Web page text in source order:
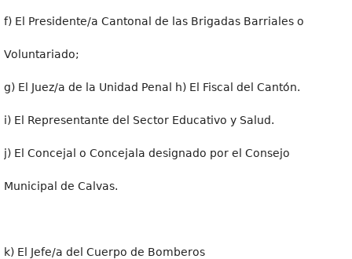
f) El Presidente/a Cantonal de las Brigadas Barriales o
Voluntariado;
g) El Juez/a de la Unidad Penal h) El Fiscal del Cantón.
i) El Representante del Sector Educativo y Salud.
j) El Concejal o Concejala designado por el Consejo
Municipal de Calvas.
k) El Jefe/a del Cuerpo de Bomberos